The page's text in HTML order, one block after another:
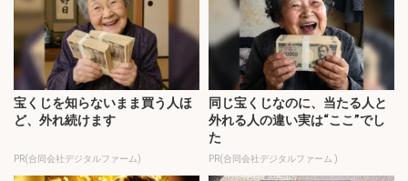
宝くじを知らないまま買う人ほ
ど、外れ続けます
PR(合同会社デジタルファーム)
同じ宝くじなのに、当たる人と
外れる人の違い実は“ここ”でし
た
PR(合同会社デジタルファーム )